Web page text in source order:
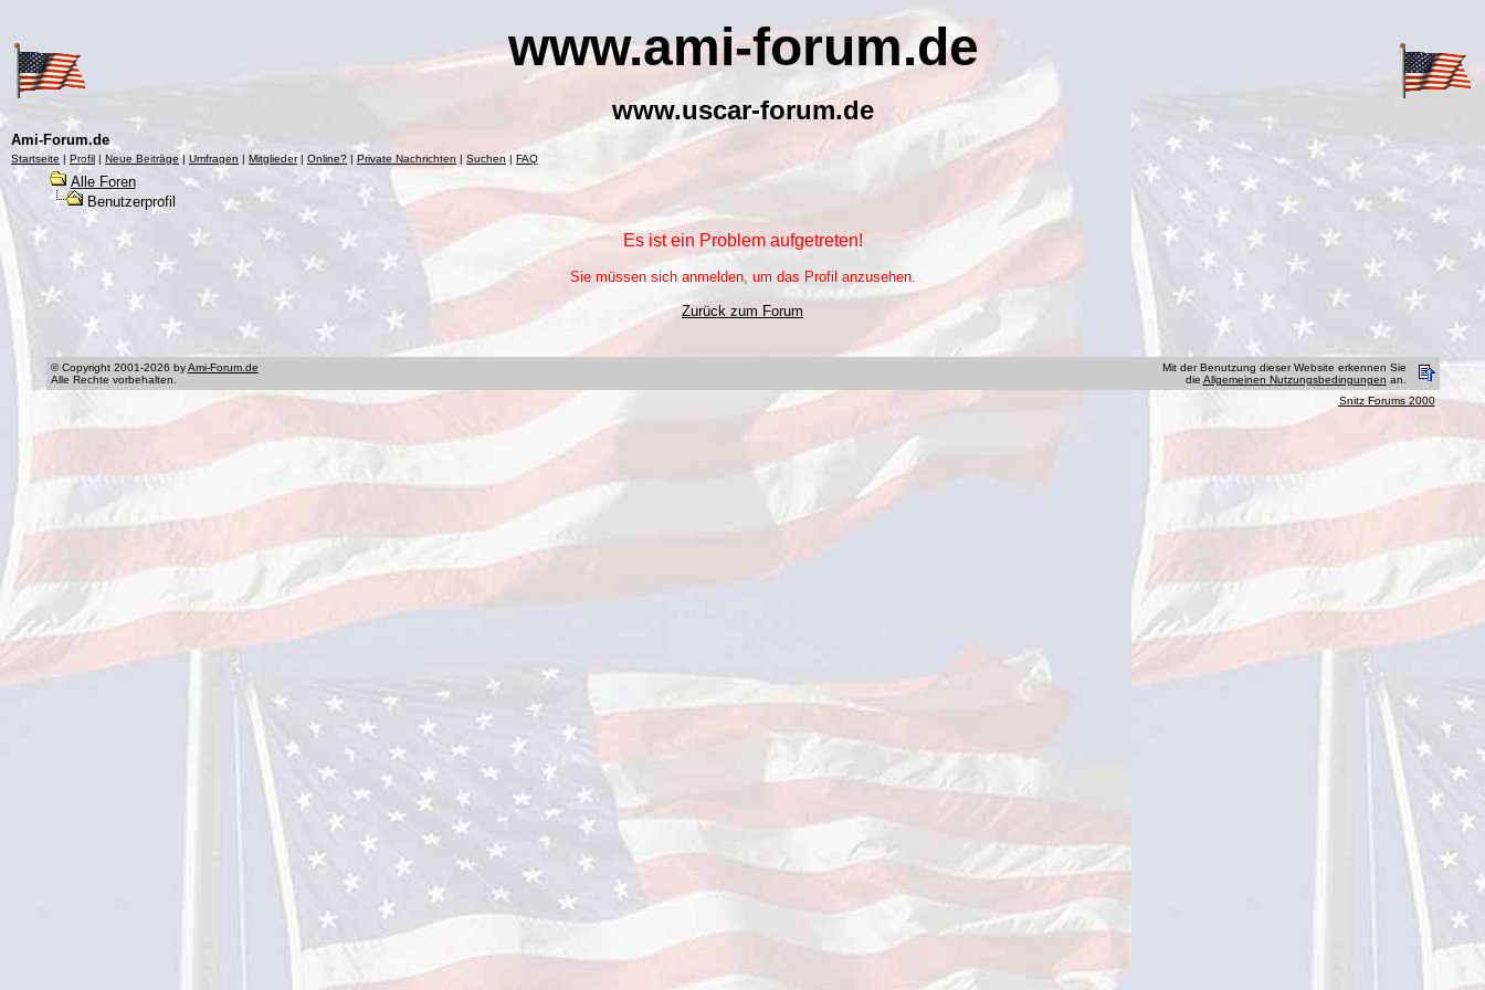
www.ami-forum.de
www.uscar-forum.de
Ami-Forum.de
Startseite | Profil | Neue Beiträge| Umfragen | Mitglieder| Online? | Private Nachrichten | Suchen | FAQ
Alle Foren
Benutzerprofil
Es ist ein Problem aufgetreten!
Sie müssen sich anmelden, um das Profil anzusehen.
Zurück zum Forum
© Copyright 2001-2026 byAmi-Forum.de
Alle Rechte vorbehalten.
Mit der Benutzung dieser Website erkennen Sie
die Allgemeinen Nutzungsbedingungen an.
Snitz Forums 2000